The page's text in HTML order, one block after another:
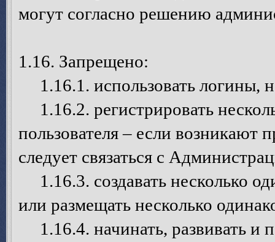
могут согласно решению
1.16. Запрещено:
1.16.1. использовать логины,
1.16.2. регистрировать
пользователя – если возникают
следует связаться с
1.16.3. создавать несколько
или размещать несколько
1.16.4. начинать, развивать и